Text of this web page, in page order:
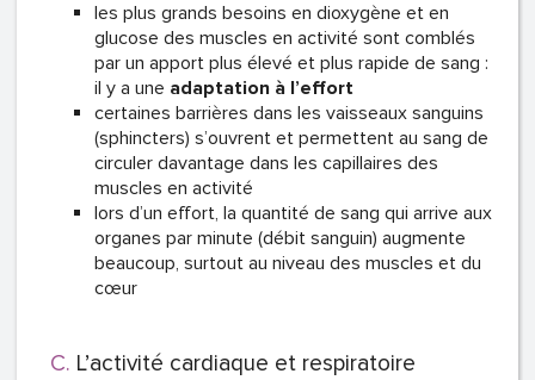
les plus grands besoins en dioxygène et en
glucose des muscles en activité sont comblés
par un apport plus élevé et plus rapide de sang :
il y a une adaptation à l’effort
certaines barrières dans les vaisseaux sanguins
(sphincters) s’ouvrent et permettent au sang de
circuler davantage dans les capillaires des
muscles en activité
lors d’un effort, la quantité de sang qui arrive aux
organes par minute (débit sanguin) augmente
beaucoup, surtout au niveau des muscles et du
cœur
L’activité cardiaque et respiratoire